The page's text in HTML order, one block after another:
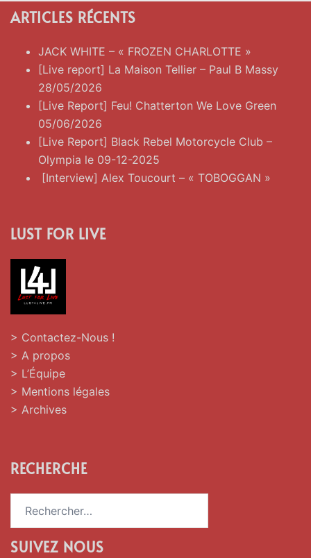
ARTICLES RÉCENTS
JACK WHITE – « FROZEN CHARLOTTE »
[Live report] La Maison Tellier – Paul B Massy
28/05/2026
[Live Report] Feu! Chatterton We Love Green
05/06/2026
[Live Report] Black Rebel Motorcycle Club –
Olympia le 09-12-2025
[Interview] Alex Toucourt – « TOBOGGAN »
LUST FOR LIVE
> Contactez-Nous !
> A propos
> L’Équipe
> Mentions légales
> Archives
RECHERCHE
SUIVEZ NOUS